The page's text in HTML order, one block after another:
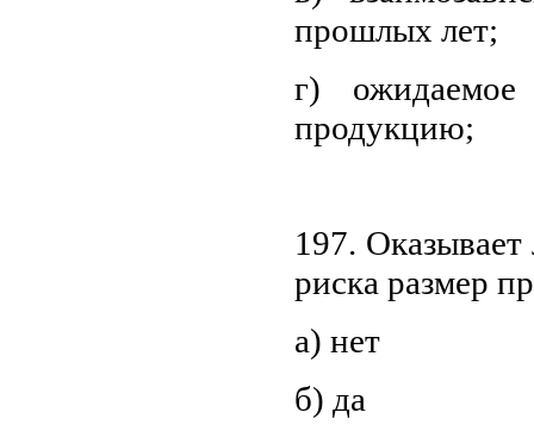
прошлых лет;
г)
продукцию;
197.
риска размер
а) нет
б) да